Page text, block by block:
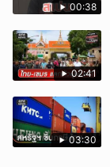
00:38
02:41
03:30